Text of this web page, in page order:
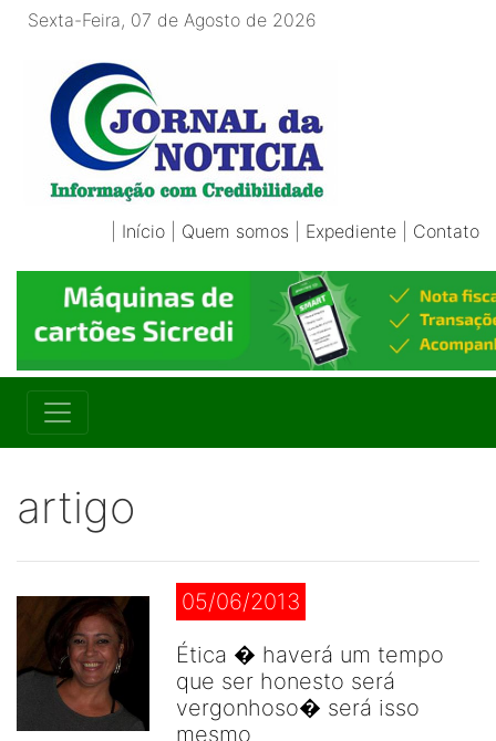
Sexta-Feira, 07 de Agosto de 2026
Início Quem somos Expediente Contato
artigo
05/06/2013
Ética � haverá um tempo
que ser honesto será
vergonhoso� será isso
mesmo